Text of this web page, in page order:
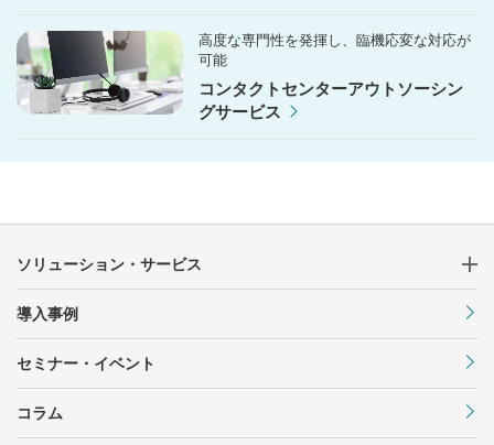
高度な専門性を発揮し、臨機応変な対応が
可能
コンタクトセンターアウトソーシン
グサービス
ソリューション・サービス
導入事例
セミナー・イベント
コラム